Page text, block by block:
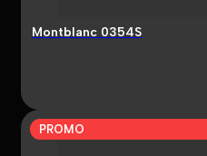
Montblanc 0354S
PROMO